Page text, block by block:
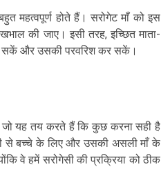
महत्वपूर्ण होते हैं। सरोगेट माँ को इस
की जाए। इसी तरह, इच्छित माता-
सकें और उसकी परवरिश कर सकें।
जो यह तय करते हैं कि कुछ करना सही है
से बच्चे के लिए और उसकी असली माँ के
वे हमें सरोगेसी की प्रक्रिया को ठीक